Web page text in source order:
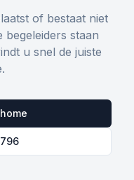
of bestaat niet
staan
u snel de juiste